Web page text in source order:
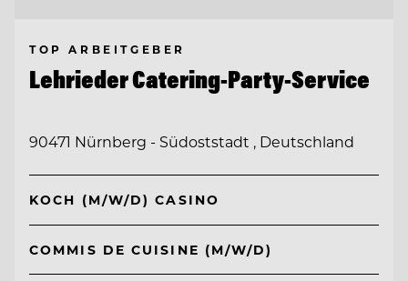
TOP ARBEITGEBER
Lehrieder Catering-Party-Service
90471 Nürnberg - Südoststadt , Deutschland
KOCH (M/W/D) CASINO
COMMIS DE CUISINE (M/W/D)